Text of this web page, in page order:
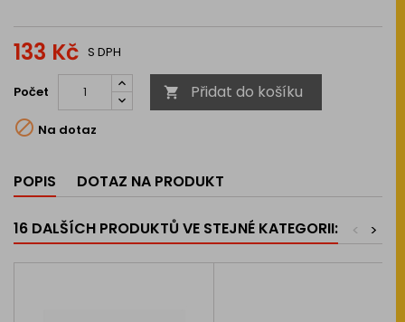
133 Kč S DPH
Počet  Přidat do košíku
 Na dotaz
POPIS DOTAZ NA PRODUKT
16 DALŠÍCH PRODUKTŮ VE STEJNÉ KATEGORII: >
<